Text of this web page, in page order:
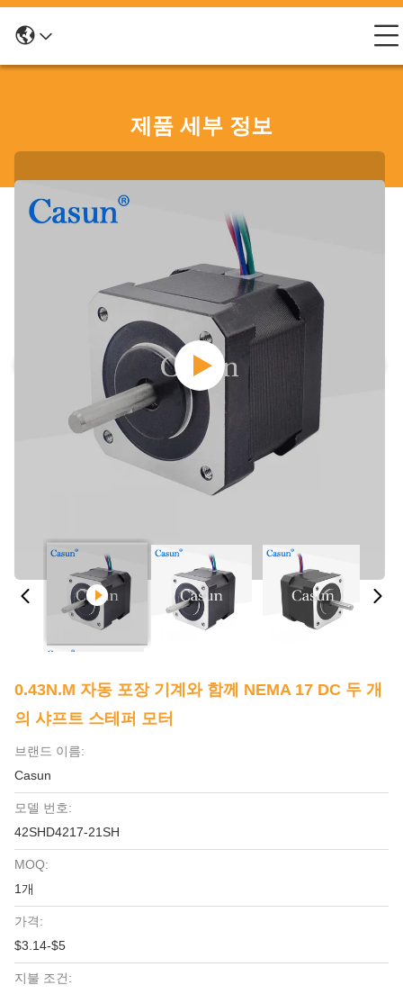
제품 세부 정보
0.43N.M 자동 포장 기계와 함께 NEMA 17 DC 두 개
의 샤프트 스테퍼 모터
브랜드 이름:
Casun
모델 번호:
42SHD4217-21SH
MOQ:
1개
가격:
$3.14-$5
지불 조건: